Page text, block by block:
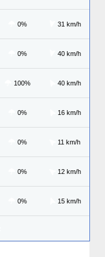
0% 31 km/h
0% 40 km/h
100% 40 km/h
0% 16 km/h
0% 11 km/h
0% 12 km/h
0% 15 km/h